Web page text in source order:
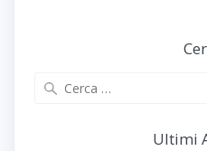
Ultimi